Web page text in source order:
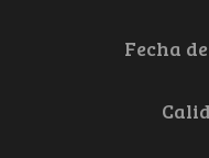
Fecha